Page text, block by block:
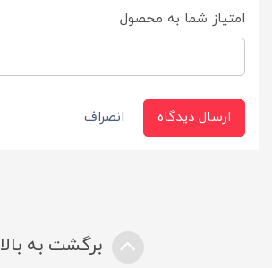
امتیاز شما به محصول
ارسال دیدگاه انصراف
برگشت به بالا